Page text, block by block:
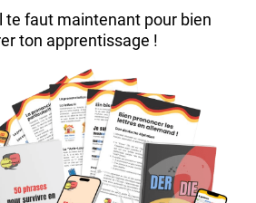
te faut maintenant pour bien
ton apprentissage !